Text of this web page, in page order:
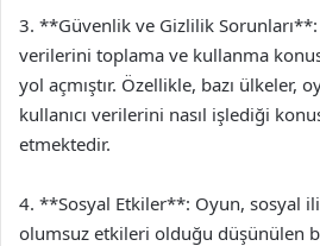
3. **Güvenlik ve Gizlilik Sorunları**:
verilerini toplama ve kullanma
yol açmıştır. Özellikle, bazı ülkeler,
kullanıcı verilerini nasıl işlediği
etmektedir.
4. **Sosyal Etkiler**: Oyun, sosyal
olumsuz etkileri olduğu düşünülen